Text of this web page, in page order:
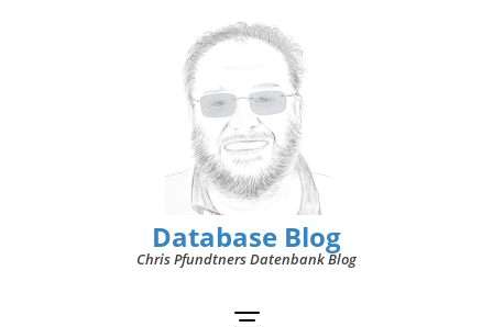
Database Blog
Chris Pfundtners Datenbank Blog